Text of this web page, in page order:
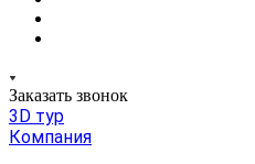
Заказать звонок
3D тур
Компания